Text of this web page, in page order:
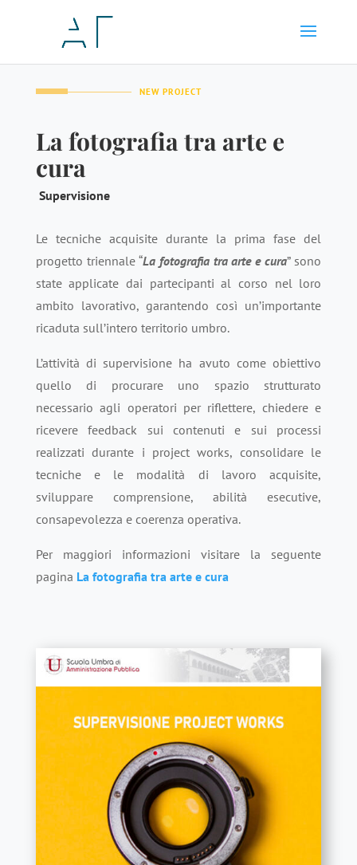
NEW PROJECT
La fotografia tra arte e
cura
Supervisione
Le tecniche acquisite durante la prima fase del
progetto triennale “La fotografia tra arte e cura” sono
state applicate dai partecipanti al corso nel loro
ambito lavorativo, garantendo così un’importante
ricaduta sull’intero territorio umbro.
L’attività di supervisione ha avuto come obiettivo
quello di procurare uno spazio strutturato
necessario agli operatori per riflettere, chiedere e
ricevere feedback sui contenuti e sui processi
realizzati durante i project works, consolidare le
tecniche e le modalità di lavoro acquisite,
sviluppare comprensione, abilità esecutive,
consapevolezza e coerenza operativa.
Per maggiori informazioni visitare la seguente
pagina La fotografia tra arte e cura